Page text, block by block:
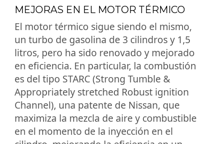
MEJORAS EN EL MOTOR TÉRMICO
El motor térmico sigue siendo el mismo,
un turbo de gasolina de 3 cilindros y 1,5
litros, pero ha sido renovado y mejorado
en eficiencia. En particular, la combustión
es del tipo STARC (Strong Tumble &
Appropriately stretched Robust ignition
Channel), una patente de Nissan, que
maximiza la mezcla de aire y combustible
en el momento de la inyección en el